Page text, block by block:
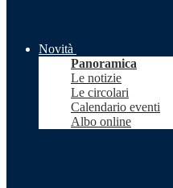
Novità
Panoramica
Le notizie
Le circolari
Calendario eventi
Albo online